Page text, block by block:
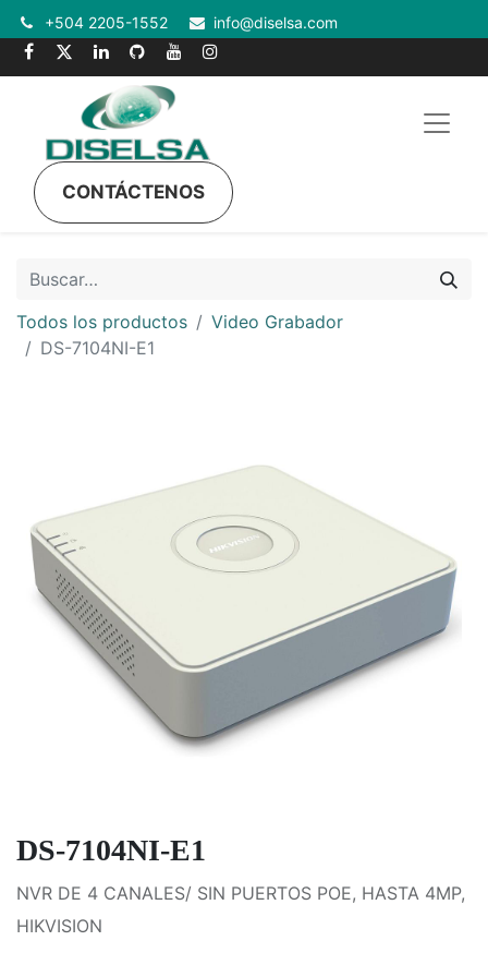
+504 2205-1552 info@diselsa.com
CONTÁCTENOS
Todos los productos
Video Grabador
DS-7104NI-E1
DS-7104NI-E1
NVR DE 4 CANALES/ SIN PUERTOS POE, HASTA 4MP,
HIKVISION